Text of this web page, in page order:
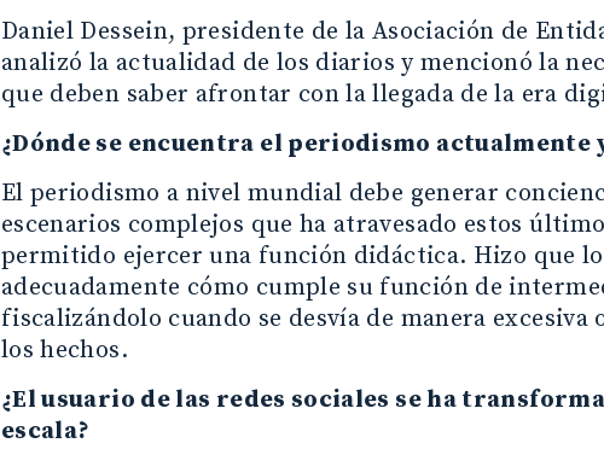
Daniel Dessein, presidente de la Asociación de
analizó la actualidad de los diarios y mencionó la
que deben saber afrontar con la llegada de la era
¿Dónde se encuentra el periodismo actualmente
El periodismo a nivel mundial debe generar
escenarios complejos que ha atravesado estos
permitido ejercer una función didáctica. Hizo que
adecuadamente cómo cumple su función de
fiscalizándolo cuando se desvía de manera
los hechos.
¿El usuario de las redes sociales se ha
escala?